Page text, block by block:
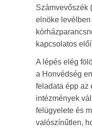
Számvevőszék
elnöke
kapcsolatos
A lépés elég
a Honvédség
feladata épp az
intézmények
felügyelete és
valószínűtlen,